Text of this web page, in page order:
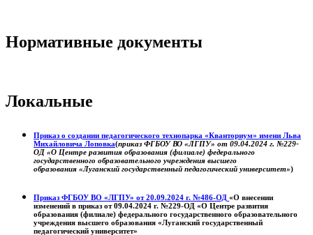
Нормативные документы
Локальные
Приказ о создании педагогического технопарка «Кванториум» имени Льва
Михайловича Лоповка(приказ ФГБОУ ВО «ЛГПУ» от 09.04.2024 г. №229-
ОД «О Центре развития образования (филиале) федерального
государственного образовательного учреждения высшего
образования «Луганский государственный педагогический университет»)
Приказ ФГБОУ ВО «ЛГПУ» от 20.09.2024 г. №486-ОД «О внесении
изменений в приказ от 09.04.2024 г. №229-ОД «О Центре развития
образования (филиале) федерального государственного образовательного
учреждения высшего образования «Луганский государственный
педагогический университет»